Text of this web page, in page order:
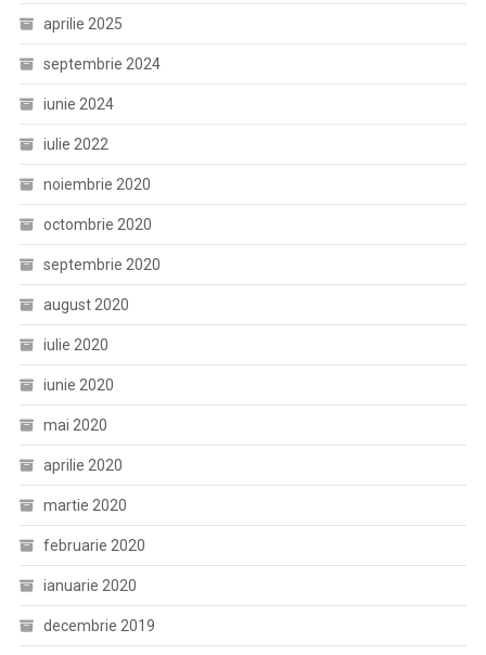
aprilie 2025
septembrie 2024
iunie 2024
iulie 2022
noiembrie 2020
octombrie 2020
septembrie 2020
august 2020
iulie 2020
iunie 2020
mai 2020
aprilie 2020
martie 2020
februarie 2020
ianuarie 2020
decembrie 2019